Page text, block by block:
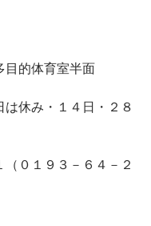
的体育室半面
み・１４日・２８
１９３－６４－２